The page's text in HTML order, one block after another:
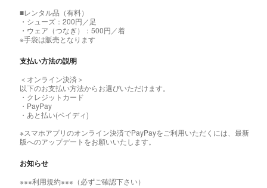
■レンタル品（有料）
・シューズ：200円／足
・ウェア（つなぎ）：500円／着
※手袋は販売となります
支払い方法の説明
＜オンライン決済＞
以下のお支払い方法からお選びいただけます。
・クレジットカード
・PayPay
・あと払い(ペイディ)
※スマホアプリのオンライン決済でPayPayをご利用いただくには、最新
版へのアップデートをお願いいたします。
お知らせ
※※※利用規約※※※（必ずご確認下さい）